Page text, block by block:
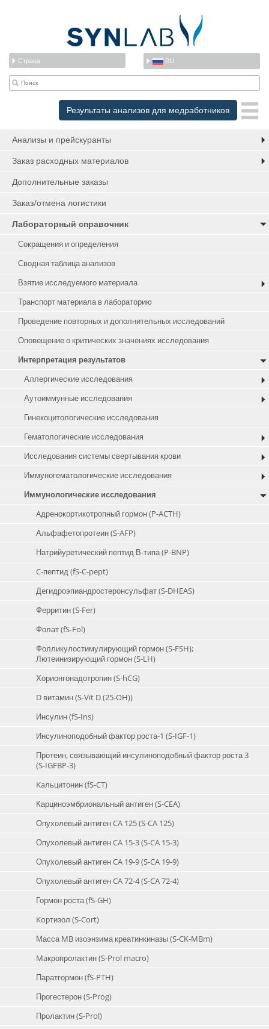
Страна RU
Результаты анализов для медработников
Анализы и прейскуранты
Заказ расходных материалов
Дополнительные заказы
Заказ/отмена логистики
Лабораторный справочник
Сокращения и определения
Сводная таблица анализов
Взятие исследуемого материала
Транспорт материала в лабораторию
Проведение повторных и дополнительных исследований
Оповещение о критических значениях исследования
Интерпретация результатов
Аллергические исследования
Аутоиммунные исследования
Гинекоцитологические исследования
Гематологические исследования
Исследования системы свертывания крови
Иммуногематологические исследования
Иммунологические исследования
Aдренокортикотропный гормон (P-ACTH)
Альфафетопротеин (S-AFP)
Натрийуретический пептид В-типа (P-BNP)
C-пептид (fS-C-pept)
Дeгидроэпиандростеронсульфат (S-DHEAS)
Ферритин (S-Fer)
Фолат (fS-Fol)
Фолликулостимулирующий гормон (S-FSH);
Лютеинизирующий гормон (S-LH)
Хорионгонадотропин (S-hCG)
D витамин (S-Vit D (25-OH))
Инсулин (fS-Ins)
Инсулиноподобный фактор роста-1 (S-IGF-1)
Протеин, связывающий инсулиноподобный фактор роста 3
(S-IGFBP-3)
Kaльцитонин (fS-CT)
Карциноэмбриональный антиген (S-CEA)
Опухолевый антиген CA 125 (S-CA 125)
Опухолевый антиген CA 15-3 (S-CA 15-3)
Опухолевый антиген CA 19-9 (S-CA 19-9)
Опухолевый антиген CA 72-4 (S-CA 72-4)
Гормон роста (fS-GH)
Koртизол (S-Cort)
Масса MB изоэнзима креатинкиназы (S-CK-MBm)
Maкропролактин (S-Prol macro)
Паратгормон (fS-PTH)
Прогестерон (S-Prog)
Пролактин (S-Prol)